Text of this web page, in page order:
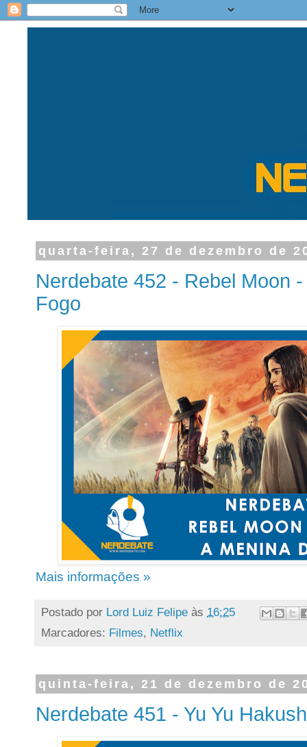
quarta-feira, 27 de dezembro de
Nerdebate 452 - Rebel Moon
Fogo
Mais informações »
Postado por Lord Luiz Felipe às 16:25
Marcadores: Filmes, Netflix
quinta-feira, 21 de dezembro de
Nerdebate 451 - Yu Yu